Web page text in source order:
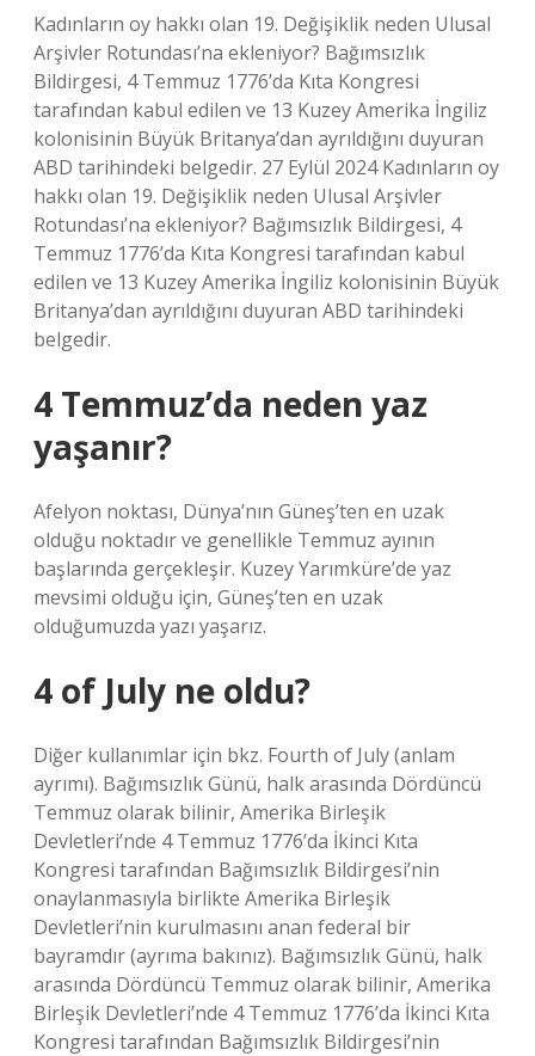
Kadınların oy hakkı olan 19. Değişiklik neden Ulusal
Arşivler Rotundası’na ekleniyor? Bağımsızlık
Bildirgesi, 4 Temmuz 1776’da Kıta Kongresi
tarafından kabul edilen ve 13 Kuzey Amerika İngiliz
kolonisinin Büyük Britanya’dan ayrıldığını duyuran
ABD tarihindeki belgedir. 27 Eylül 2024 Kadınların oy
hakkı olan 19. Değişiklik neden Ulusal Arşivler
Rotundası’na ekleniyor? Bağımsızlık Bildirgesi, 4
Temmuz 1776’da Kıta Kongresi tarafından kabul
edilen ve 13 Kuzey Amerika İngiliz kolonisinin Büyük
Britanya’dan ayrıldığını duyuran ABD tarihindeki
belgedir.
4 Temmuz’da neden yaz
yaşanır?
Afelyon noktası, Dünya’nın Güneş’ten en uzak
olduğu noktadır ve genellikle Temmuz ayının
başlarında gerçekleşir. Kuzey Yarımküre’de yaz
mevsimi olduğu için, Güneş’ten en uzak
olduğumuzda yazı yaşarız.
4 of July ne oldu?
Diğer kullanımlar için bkz. Fourth of July (anlam
ayrımı). Bağımsızlık Günü, halk arasında Dördüncü
Temmuz olarak bilinir, Amerika Birleşik
Devletleri’nde 4 Temmuz 1776’da İkinci Kıta
Kongresi tarafından Bağımsızlık Bildirgesi’nin
onaylanmasıyla birlikte Amerika Birleşik
Devletleri’nin kurulmasını anan federal bir
bayramdır (ayrıma bakınız). Bağımsızlık Günü, halk
arasında Dördüncü Temmuz olarak bilinir, Amerika
Birleşik Devletleri’nde 4 Temmuz 1776’da İkinci Kıta
Kongresi tarafından Bağımsızlık Bildirgesi’nin